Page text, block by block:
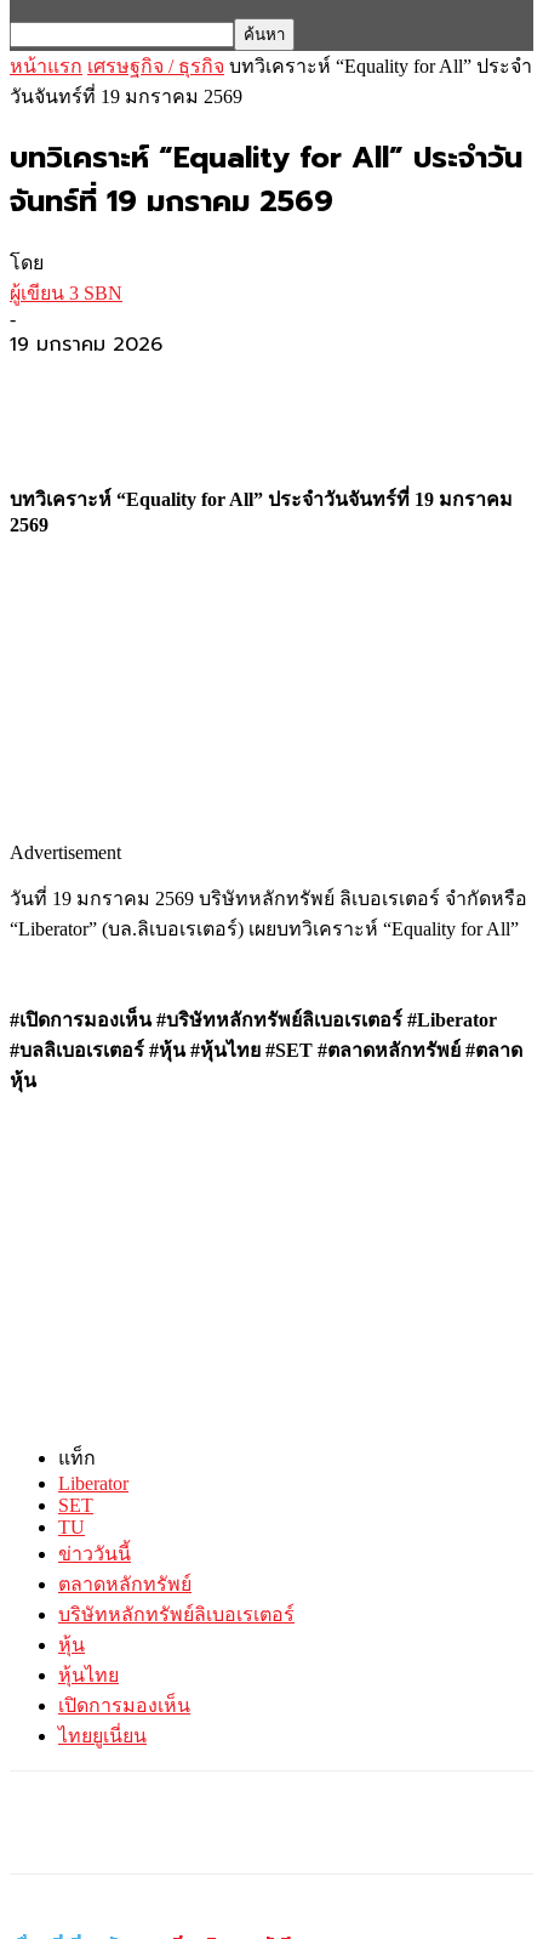
หน้าแรก เศรษฐกิจ / ธุรกิจ บทวิเคราะห์ “Equality for All” ประจำ
วันจันทร์ที่ 19 มกราคม 2569
บทวิเคราะห์ “Equality for All” ประจำวัน
จันทร์ที่ 19 มกราคม 2569
โดย
ผู้เขียน 3 SBN
-
19 มกราคม 2026
บทวิเคราะห์ “Equality for All” ประจำวันจันทร์ที่ 19 มกราคม
2569
Advertisement
วันที่ 19 มกราคม 2569 บริษัทหลักทรัพย์ ลิเบอเรเตอร์ จำกัดหรือ
“Liberator” (บล.ลิเบอเรเตอร์) เผยบทวิเคราะห์ “Equality for All”
#เปิดการมองเห็น #บริษัทหลักทรัพย์ลิเบอเรเตอร์ #Liberator
#บลลิเบอเรเตอร์ #หุ้น #หุ้นไทย #SET #ตลาดหลักทรัพย์ #ตลาด
หุ้น
แท็ก
Liberator
SET
TU
ข่าววันนี้
ตลาดหลักทรัพย์
บริษัทหลักทรัพย์ลิเบอเรเตอร์
หุ้น
หุ้นไทย
เปิดการมองเห็น
ไทยยูเนี่ยน